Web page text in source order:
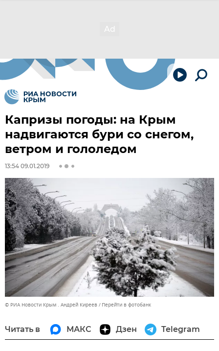
Капризы погоды: на Крым
надвигаются бури со снегом,
ветром и гололедом
13:54 09.01.2019
© РИА Новости Крым . Андрей Киреев Перейти в фотобанк
Читать в МАКС Дзен Telegram